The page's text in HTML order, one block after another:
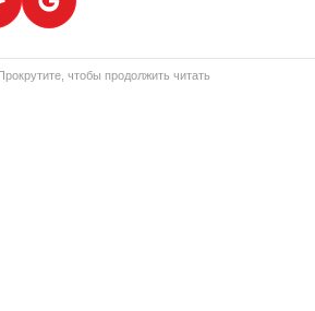
чтобы продолжить читать